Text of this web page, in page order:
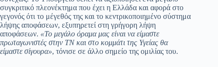
συγκριτικό πλεονέκτημα που έχει η Ελλάδα και αφορά στο
γεγονός ότι το μέγεθός της και το κεντρικοποιημένο σύστημα
λήψης αποφάσεων, εξυπηρετεί στη γρήγορη λήψη
αποφάσεων. «Το μεγάλο όραμα μας είναι να είμαστε
πρωταγωνιστές στην ΤΝ και στο κομμάτι της Υγείας θα
είμαστε σίγουρα», τόνισε σε άλλο σημείο της ομιλίας του.